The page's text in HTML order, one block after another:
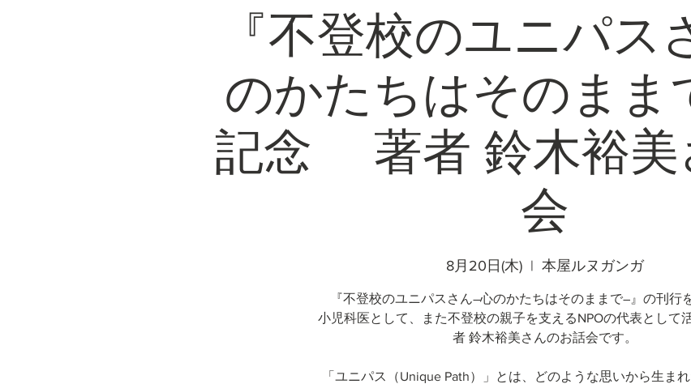
『不登校のユニパ
のかたちはそのまま
記念 著者 鈴木裕美
会
8月20日(木)
  |
本屋ルヌガンガ
『不登校のユニパスさん―心のかたちはそのままで―』の刊行
小児科医として、また不登校の親子を支えるNPOの代表として
者 鈴木裕美さんのお話会です。
「ユニパス（Unique Path）」とは、どのような思いから生ま